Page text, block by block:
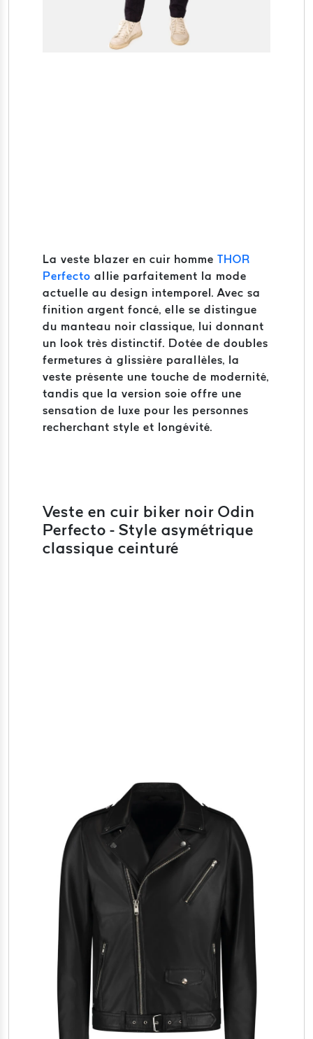
La veste blazer en cuir homme THOR
Perfecto allie parfaitement la mode
actuelle au design intemporel. Avec sa
finition argent foncé, elle se distingue
du manteau noir classique, lui donnant
un look très distinctif. Dotée de doubles
fermetures à glissière parallèles, la
veste présente une touche de modernité,
tandis que la version soie offre une
sensation de luxe pour les personnes
recherchant style et longévité.
Veste en cuir biker noir Odin
Perfecto - Style asymétrique
classique ceinturé